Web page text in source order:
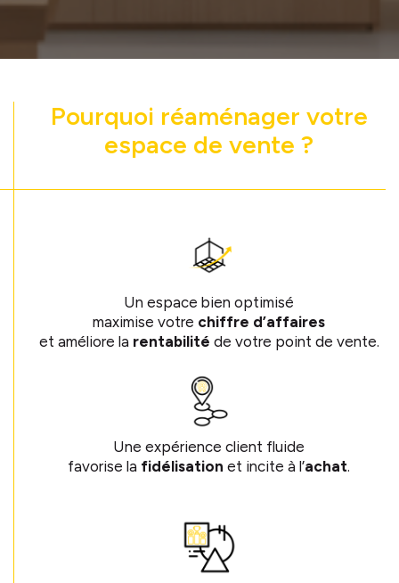
Pourquoi réaménager votre
espace de vente ?
Un espace bien optimisé
maximise votre chiffre d’affaires
et améliore la rentabilité de votre point de vente.
Une expérience client fluide
favorise la fidélisation et incite à l’achat.